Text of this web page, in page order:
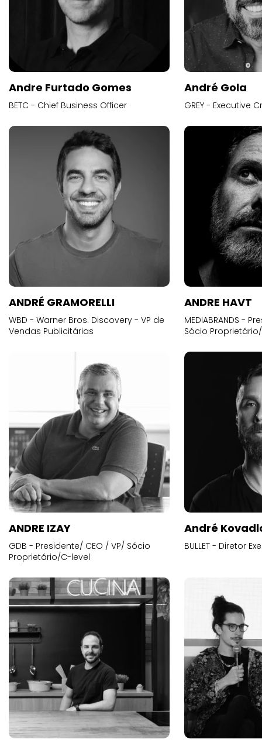
Andre Furtado Gomes
BETC - Chief Business Officer
André Gola
GREY - Executive
ANDRÉ GRAMORELLI
WBD - Warner Bros. Discovery - VP de
Vendas Publicitárias
ANDRE HAVT
MEDIABRANDS -
Sócio
ANDRE IZAY
GDB - Presidente/ CEO / VP/ Sócio
Proprietário/C-level
André
BULLET - Diretor